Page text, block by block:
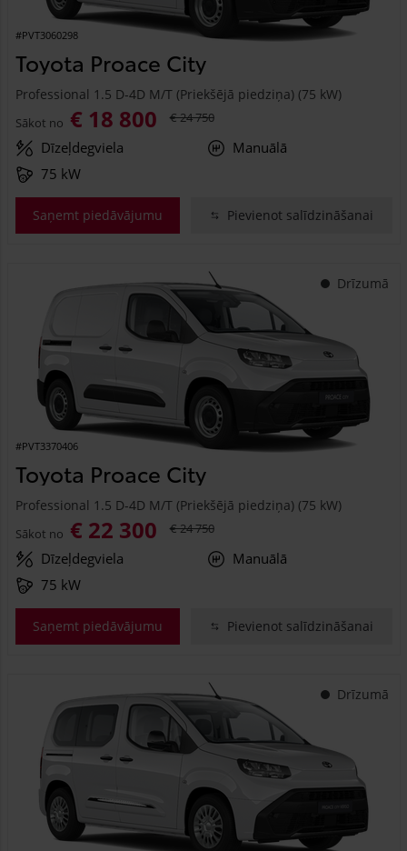
#PVT3060298
Toyota Proace City
Professional 1.5 D-4D M/T (Priekšējā piedziņa) (75 kW)
Sākot no € 18 800 € 24 750
Dīzeļdegviela
Manuālā
75 kW
Saņemt piedāvājumu Pievienot salīdzināšanai
Drīzumā
#PVT3370406
Toyota Proace City
Professional 1.5 D-4D M/T (Priekšējā piedziņa) (75 kW)
Sākot no € 22 300 € 24 750
Dīzeļdegviela
Manuālā
75 kW
Saņemt piedāvājumu Pievienot salīdzināšanai
Drīzumā